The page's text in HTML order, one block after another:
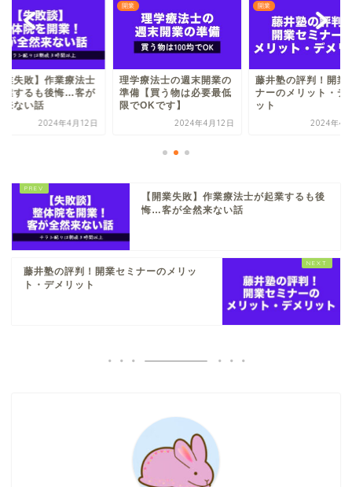
業失敗】作業療法士
業するも後悔…客が
来ない話
2024年4月12日
開業
理学療法士の週末開業の
準備【買う物は必要最低
限でOKです】
2024年4月12日
開業
藤井塾の評判！開業
ナーのメリット・デ
ット
2024年4
【開業失敗】作業療法士が起業するも後
悔…客が全然来ない話
藤井塾の評判！開業セミナーのメリッ
ト・デメリット